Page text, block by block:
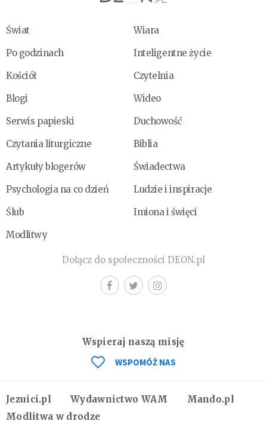
Świat
Wiara
Po godzinach
Inteligentne życie
Kościół
Czytelnia
Blogi
Wideo
Serwis papieski
Duchowość
Czytania liturgiczne
Biblia
Artykuły blogerów
Świadectwa
Psychologia na co dzień
Ludzie i inspiracje
Ślub
Imiona i święci
Modlitwy
Dołącz do społeczności DEON.pl
Jezuici.pl Wydawnictwo WAM
Mando.pl
Modlitwa w drodze
Wspieraj naszą misję
WSPOMÓŻ NAS